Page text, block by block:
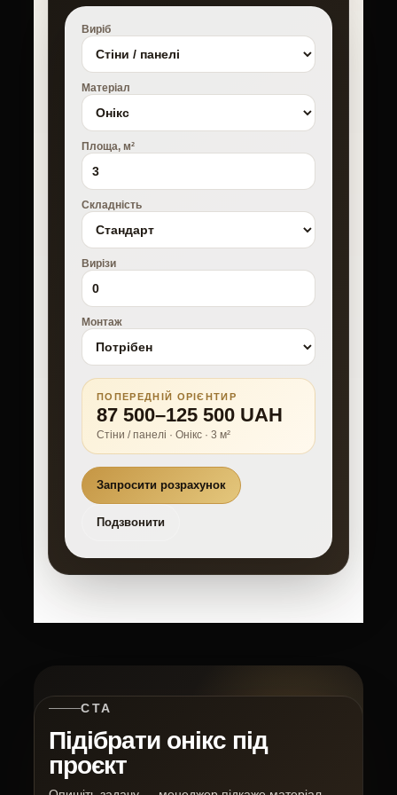
Виріб
Матеріал
Площа, м²
Складність
Вирізи
Монтаж
ПОПЕРЕДНІЙ ОРІЄНТИР
87 500–125 500 UAH
Стіни / панелі · Онікс · 3 м²
Запросити розрахунок
Подзвонити
CTA
Підібрати онікс під
проєкт